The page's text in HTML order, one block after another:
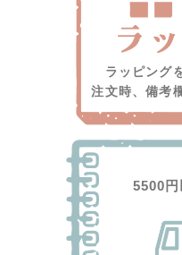
ラッピング
注文時、備考
5500円